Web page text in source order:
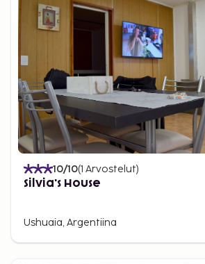
10/10(1 Arvostelut)
Silvia's House
Ushuaia, Argentiina